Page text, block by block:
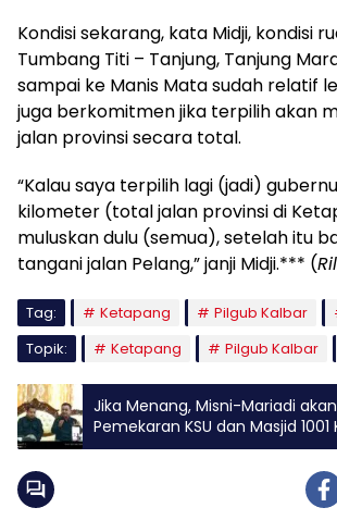
Kondisi sekarang, kata Midji, kondisi
Tumbang Titi – Tanjung, Tanjung
sampai ke Manis Mata sudah relatif
juga berkomitmen jika terpilih akan
jalan provinsi secara total.
“Kalau saya terpilih lagi (jadi)
kilometer (total jalan provinsi di
muluskan dulu (semua), setelah itu
tangani jalan Pelang,” janji Midji.*** (
Tag: Ketapang Pilgub Kalbar
Topik:
Ketapang Pilgub Kalbar
Jika Menang, Misni-Mariadi
Pemekaran KSU dan Masjid 1001